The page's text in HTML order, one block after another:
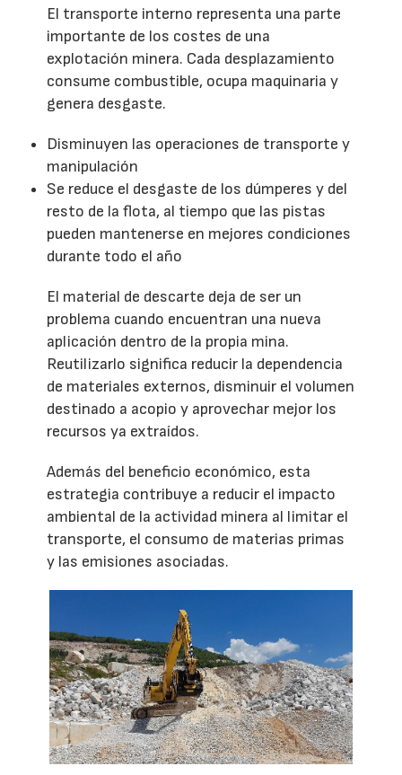
El transporte interno representa una parte
importante de los costes de una
explotación minera. Cada desplazamiento
consume combustible, ocupa maquinaria y
genera desgaste.
Disminuyen las operaciones de transporte y
manipulación
Se reduce el desgaste de los dúmperes y del
resto de la flota, al tiempo que las pistas
pueden mantenerse en mejores condiciones
durante todo el año
El material de descarte deja de ser un
problema cuando encuentran una nueva
aplicación dentro de la propia mina.
Reutilizarlo significa reducir la dependencia
de materiales externos, disminuir el volumen
destinado a acopio y aprovechar mejor los
recursos ya extraídos.
Además del beneficio económico, esta
estrategia contribuye a reducir el impacto
ambiental de la actividad minera al limitar el
transporte, el consumo de materias primas
y las emisiones asociadas.